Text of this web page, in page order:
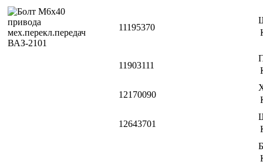
11195370
11903111
12170090
12643701